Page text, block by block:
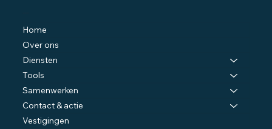
Home
Over ons
Diensten
Tools
Samenwerken
Contact & actie
Vestigingen